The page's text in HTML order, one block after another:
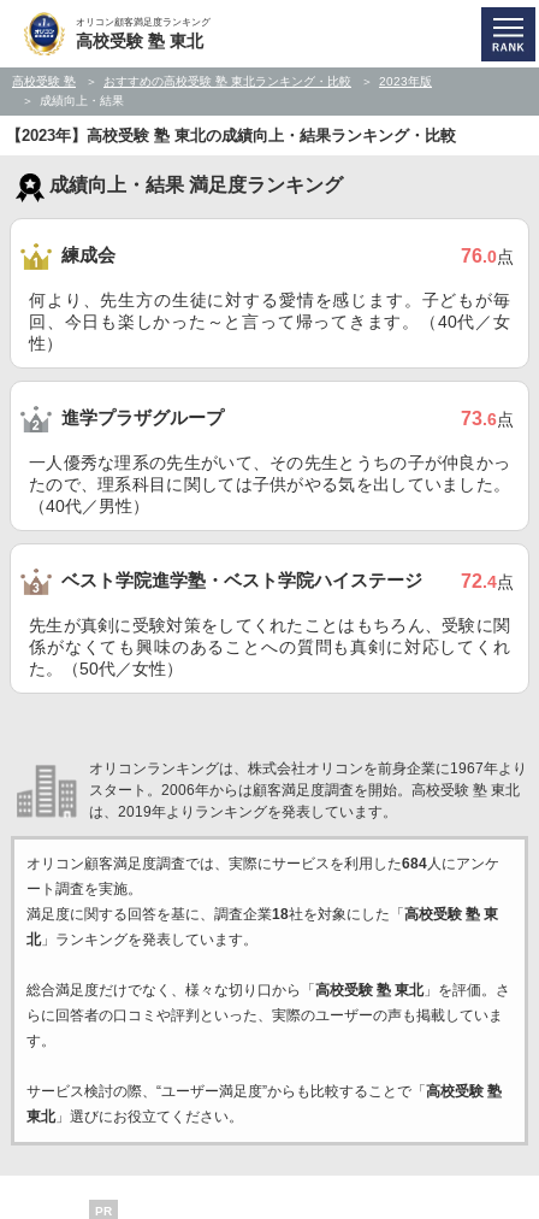
オリコン顧客満足度ランキング
高校受験 塾 東北
高校受験 塾 おすすめの高校受験 塾 東北ランキング・比較
2023年版
成績向上・結果
【2023年】高校受験 塾 東北の成績向上・結果ランキング・比較
成績向上・結果 満足度ランキング
練成会 76.0点
何より、先生方の生徒に対する愛情を感じます。子どもが毎
回、今日も楽しかった～と言って帰ってきます。（40代／女
性）
進学プラザグループ 73.6点
一人優秀な理系の先生がいて、その先生とうちの子が仲良かっ
たので、理系科目に関しては子供がやる気を出していました。
（40代／男性）
ベスト学院進学塾・ベスト学院ハイステージ 72.4点
先生が真剣に受験対策をしてくれたことはもちろん、受験に関
係がなくても興味のあることへの質問も真剣に対応してくれ
た。（50代／女性）
オリコンランキングは、株式会社オリコンを前身企業に1967年より
スタート。2006年からは顧客満足度調査を開始。高校受験 塾 東北
は、2019年よりランキングを発表しています。
オリコン顧客満足度調査では、実際にサービスを利用した684人にアンケ
ート調査を実施。
満足度に関する回答を基に、調査企業18社を対象にした「 高校受験 塾 東
北」ランキングを発表しています。
総合満足度だけでなく、様々な切り口から「 高校受験 塾 東北」を評価。さ
らに回答者の口コミや評判といった、実際のユーザーの声も掲載していま
す。
サービス検討の際、“ユーザー満足度”からも比較することで「 高校受験 塾
東北」選びにお役立てください。
PR